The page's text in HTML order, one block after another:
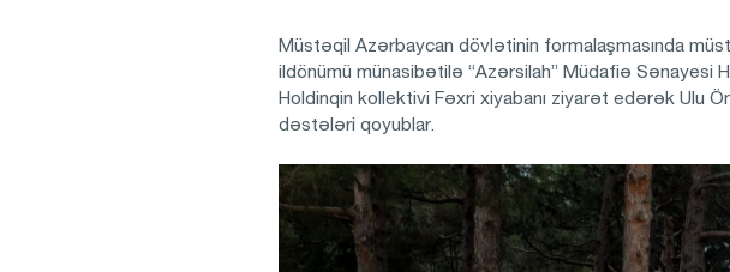
Müstəqil Azərbaycan dövlətinin formalaşmasında
ildönümü münasibətilə “Azərsilah” Müdafiə Sənayesi
Holdinqin kollektivi Fəxri xiyabanı ziyarət edərək Ulu
dəstələri qoyublar.